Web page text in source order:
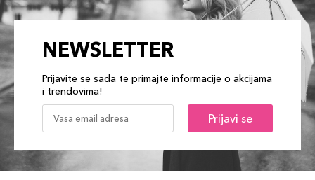
NEWSLETTER
Prijavite se sada te primajte informacije o akcijama
i trendovima!
Prijavi se